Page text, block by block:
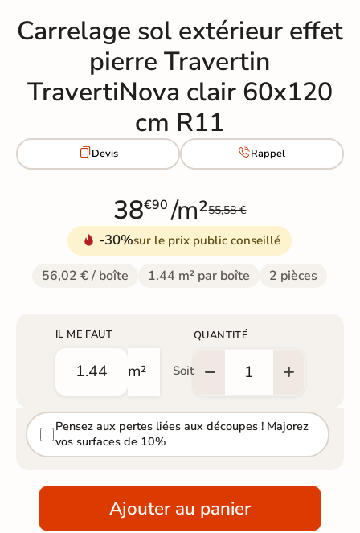
Carrelage sol extérieur effet
pierre Travertin
TravertiNova clair 60x120
cm R11
Devis Rappel
38€90 /m²55,58 €
-30%sur le prix public conseillé
56,02 € / boîte 1.44 m² par boîte 2 pièces
IL ME FAUT
m² Soit
QUANTITÉ
Pensez aux pertes liées aux découpes ! Majorez
vos surfaces de 10%
Ajouter au panier